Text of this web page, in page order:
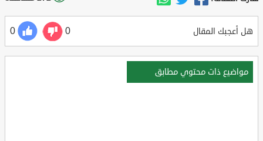
هل أعجبك المقال 0
0
مواضيع ذات محتوي مطابق